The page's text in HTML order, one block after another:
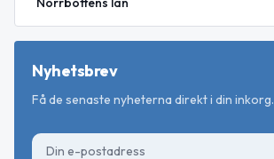
Nyhetsbrev
Få de senaste nyheterna direkt i din inkorg.